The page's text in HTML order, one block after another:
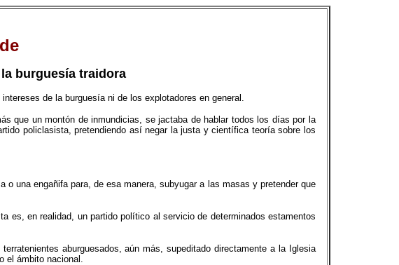
burguesía traidora
de la burguesía ni de los explotadores en general.
que un montón de inmundicias, se jactaba de hablar todos los días por la
policlasista, pretendiendo así negar la justa y científica teoría sobre los
una engañifa para, de esa manera, subyugar a las masas y pretender que
es, en realidad, un partido político al servicio de determinados estamentos
aburguesados, aún más, supeditado directamente a la Iglesia
el ámbito nacional.